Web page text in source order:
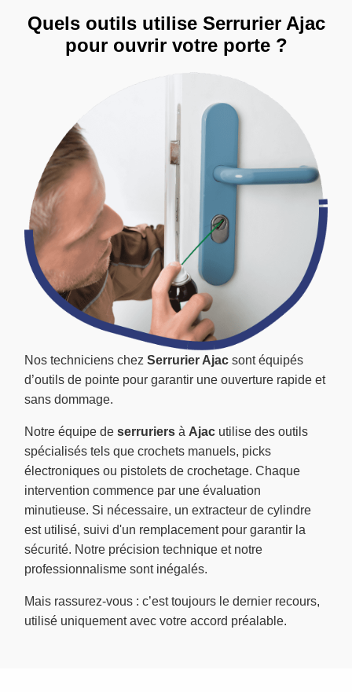
Nos techniciens chez Serrurier Ajac sont équipés
d’outils de pointe pour garantir une ouverture rapide et
sans dommage.
Notre équipe de serruriers à Ajac utilise des outils
spécialisés tels que crochets manuels, picks
électroniques ou pistolets de crochetage. Chaque
intervention commence par une évaluation
minutieuse. Si nécessaire, un extracteur de cylindre
est utilisé, suivi d'un remplacement pour garantir la
sécurité. Notre précision technique et notre
professionnalisme sont inégalés.
Mais rassurez-vous : c’est toujours le dernier recours,
utilisé uniquement avec votre accord préalable.
Quels outils utilise Serrurier Ajac
pour ouvrir votre porte ?